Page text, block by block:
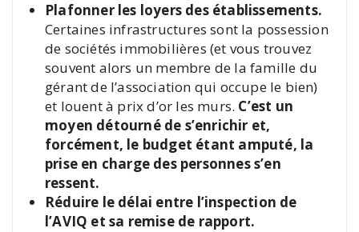
Plafonner les loyers des établissements.
Certaines infrastructures sont la possession
de sociétés immobilières (et vous trouvez
souvent alors un membre de la famille du
gérant de l’association qui occupe le bien)
et louent à prix d’or les murs. C’est un
moyen détourné de s’enrichir et,
forcément, le budget étant amputé, la
prise en charge des personnes s’en
ressent.
Réduire le délai entre l’inspection de
l’AVIQ et sa remise de rapport.